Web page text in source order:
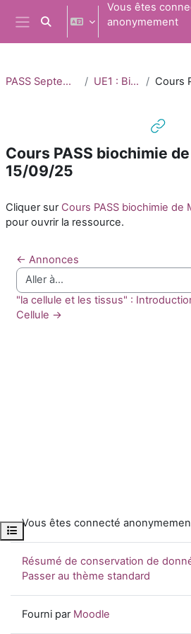
Passer au contenu principal
Panneau latéral
Activer/désactiver la saisie de
Vous êtes
anonymement
Ouvrir l’index du cours
PASS Septembre 2025 UE1 : Biochimie
Cours PASS biochimie de
15/09/25
Cliquer sur Cours PASS biochimie de
pour ouvrir la ressource.
← Annonces
"la cellule et les tissus" :
Cellule →
Vous êtes connecté
Résumé de conservation de
Passer au thème standard
Fourni par Moodle